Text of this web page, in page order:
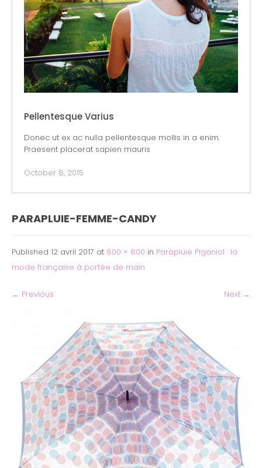
Pellentesque Varius
Donec ut ex ac nulla pellentesque mollis in a enim.
Praesent placerat sapien mauris
October 8, 2015
PARAPLUIE-FEMME-CANDY
Published 12 avril 2017 at 800 × 800 in Parapluie Piganiol : la
mode française à portée de main
← Previous Next →